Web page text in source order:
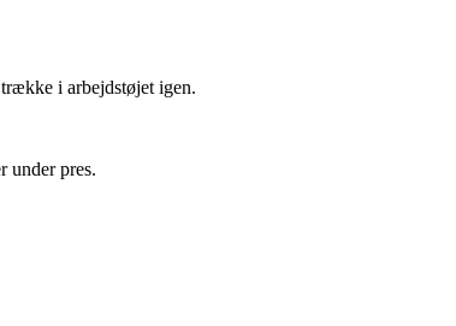
i arbejdstøjet igen.
under pres.